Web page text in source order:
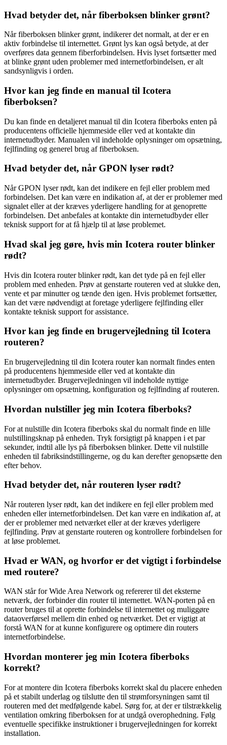
Hvad betyder det, når fiberboksen blinker grønt?
Når fiberboksen blinker grønt, indikerer det normalt, at der er en
aktiv forbindelse til internettet. Grønt lys kan også betyde, at der
overføres data gennem fiberforbindelsen. Hvis lyset fortsætter med
at blinke grønt uden problemer med internetforbindelsen, er alt
sandsynligvis i orden.
Hvor kan jeg finde en manual til Icotera
fiberboksen?
Du kan finde en detaljeret manual til din Icotera fiberboks enten på
producentens officielle hjemmeside eller ved at kontakte din
internetudbyder. Manualen vil indeholde oplysninger om opsætning,
fejlfinding og generel brug af fiberboksen.
Hvad betyder det, når GPON lyser rødt?
Når GPON lyser rødt, kan det indikere en fejl eller problem med
forbindelsen. Det kan være en indikation af, at der er problemer med
signalet eller at der kræves yderligere handling for at genoprette
forbindelsen. Det anbefales at kontakte din internetudbyder eller
teknisk support for at få hjælp til at løse problemet.
Hvad skal jeg gøre, hvis min Icotera router blinker
rødt?
Hvis din Icotera router blinker rødt, kan det tyde på en fejl eller
problem med enheden. Prøv at genstarte routeren ved at slukke den,
vente et par minutter og tænde den igen. Hvis problemet fortsætter,
kan det være nødvendigt at foretage yderligere fejlfinding eller
kontakte teknisk support for assistance.
Hvor kan jeg finde en brugervejledning til Icotera
routeren?
En brugervejledning til din Icotera router kan normalt findes enten
på producentens hjemmeside eller ved at kontakte din
internetudbyder. Brugervejledningen vil indeholde nyttige
oplysninger om opsætning, konfiguration og fejlfinding af routeren.
Hvordan nulstiller jeg min Icotera fiberboks?
For at nulstille din Icotera fiberboks skal du normalt finde en lille
nulstillingsknap på enheden. Tryk forsigtigt på knappen i et par
sekunder, indtil alle lys på fiberboksen blinker. Dette vil nulstille
enheden til fabriksindstillingerne, og du kan derefter genopsætte den
efter behov.
Hvad betyder det, når routeren lyser rødt?
Når routeren lyser rødt, kan det indikere en fejl eller problem med
enheden eller internetforbindelsen. Det kan være en indikation af, at
der er problemer med netværket eller at der kræves yderligere
fejlfinding. Prøv at genstarte routeren og kontrollere forbindelsen for
at løse problemet.
Hvad er WAN, og hvorfor er det vigtigt i forbindelse
med routere?
WAN står for Wide Area Network og refererer til det eksterne
netværk, der forbinder din router til internettet. WAN-porten på en
router bruges til at oprette forbindelse til internettet og muliggøre
dataoverførsel mellem din enhed og netværket. Det er vigtigt at
forstå WAN for at kunne konfigurere og optimere din routers
internetforbindelse.
Hvordan monterer jeg min Icotera fiberboks
korrekt?
For at montere din Icotera fiberboks korrekt skal du placere enheden
på et stabilt underlag og tilslutte den til strømforsyningen samt til
routeren med det medfølgende kabel. Sørg for, at der er tilstrækkelig
ventilation omkring fiberboksen for at undgå overophedning. Følg
eventuelle specifikke instruktioner i brugervejledningen for korrekt
installation.